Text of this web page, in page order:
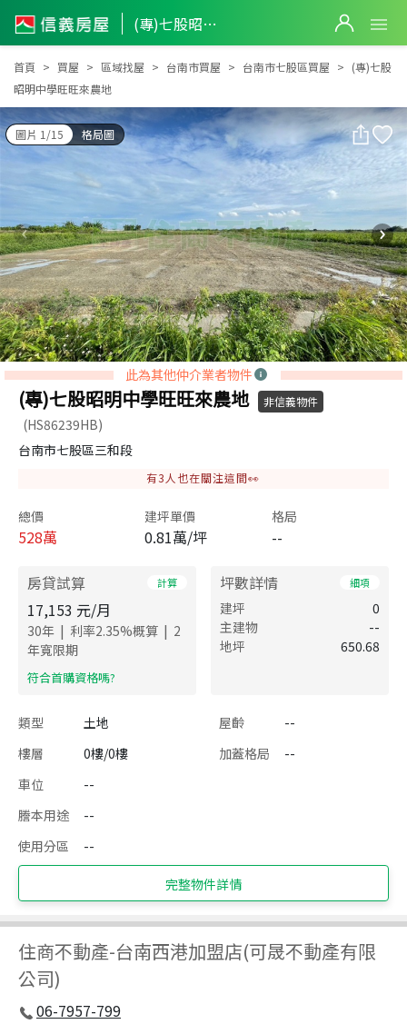
(專)七股昭明中學旺旺來農地
(專)七股昭明中學旺旺來農地
首頁 買屋 區域找屋 台南市買屋 台南市七股區買屋
(專)七股
昭明中學旺旺來農地
圖片 1/15 格局圖
此為其他仲介業者物件
(專)七股昭明中學旺旺來農地 非信義物件
(HS86239HB)
台南市七股區三和段
有3 人也在關注這間👀
總價
528萬
建坪單價
0.81萬/坪
格局
--
房貸試算 計算
17,153 元/月
30年 | 利率2.35%概算 | 2
年寬限期
​符合首購資格嗎?
坪數詳情 細項
建坪
0
主建物
--
地坪
650.68
類型 土地 屋齡
--
樓層
0樓/0樓 加蓋格局
--
車位
--
謄本用途
--
使用分區
--
完整物件詳情
住商不動產-台南西港加盟店(可晟不動產有限
公司)
06-7957-799